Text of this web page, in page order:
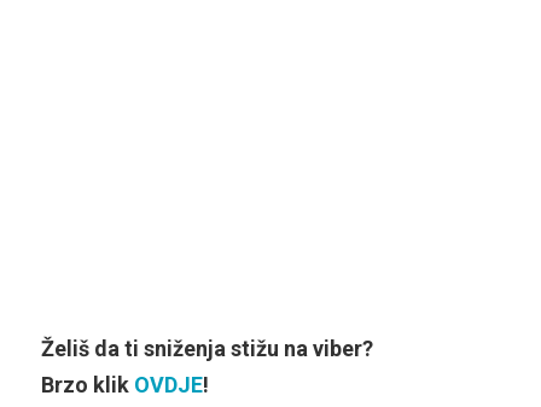
Želiš da ti sniženja stižu na viber?
Brzo klik OVDJE!